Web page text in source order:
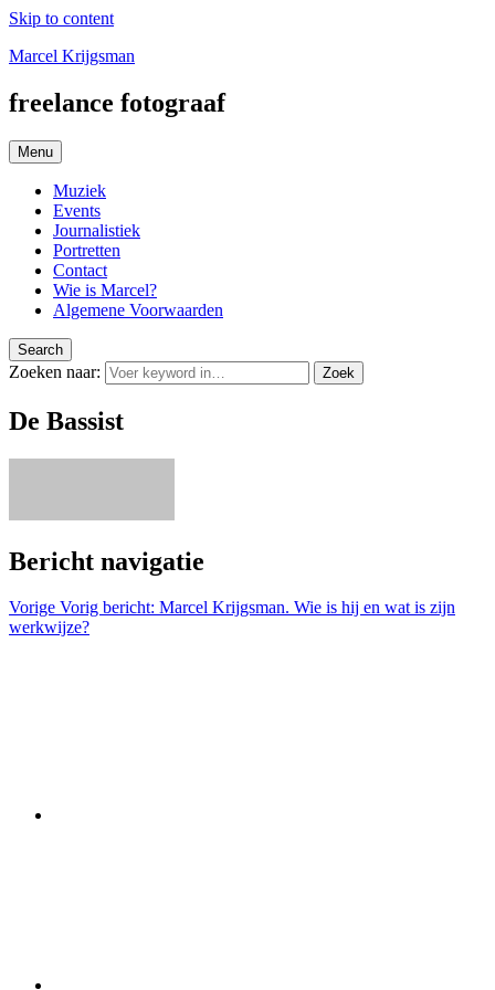
Skip to content
Marcel Krijgsman
freelance fotograaf
Menu
Muziek
Events
Journalistiek
Portretten
Contact
Wie is Marcel?
Algemene Voorwaarden
Search
Zoeken naar: Zoek
De Bassist
Bericht navigatie
Vorige Vorig bericht: Marcel Krijgsman. Wie is hij en wat is zijn
werkwijze?